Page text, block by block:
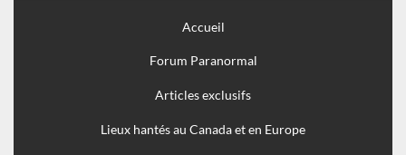
Accueil
Forum Paranormal
Articles exclusifs
Lieux hantés au Canada et en Europe